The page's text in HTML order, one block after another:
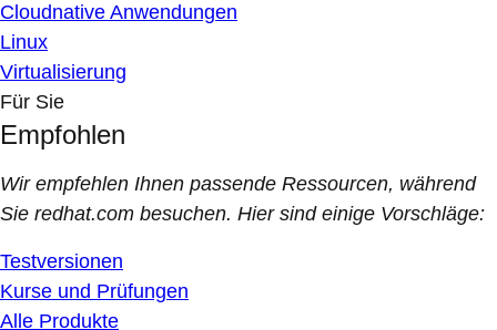
Cloudnative Anwendungen
Linux
Virtualisierung
Für Sie
Empfohlen
Wir empfehlen Ihnen passende Ressourcen, während
Sie redhat.com besuchen. Hier sind einige Vorschläge:
Testversionen
Kurse und Prüfungen
Alle Produkte